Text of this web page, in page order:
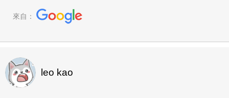
來自：
leo kao